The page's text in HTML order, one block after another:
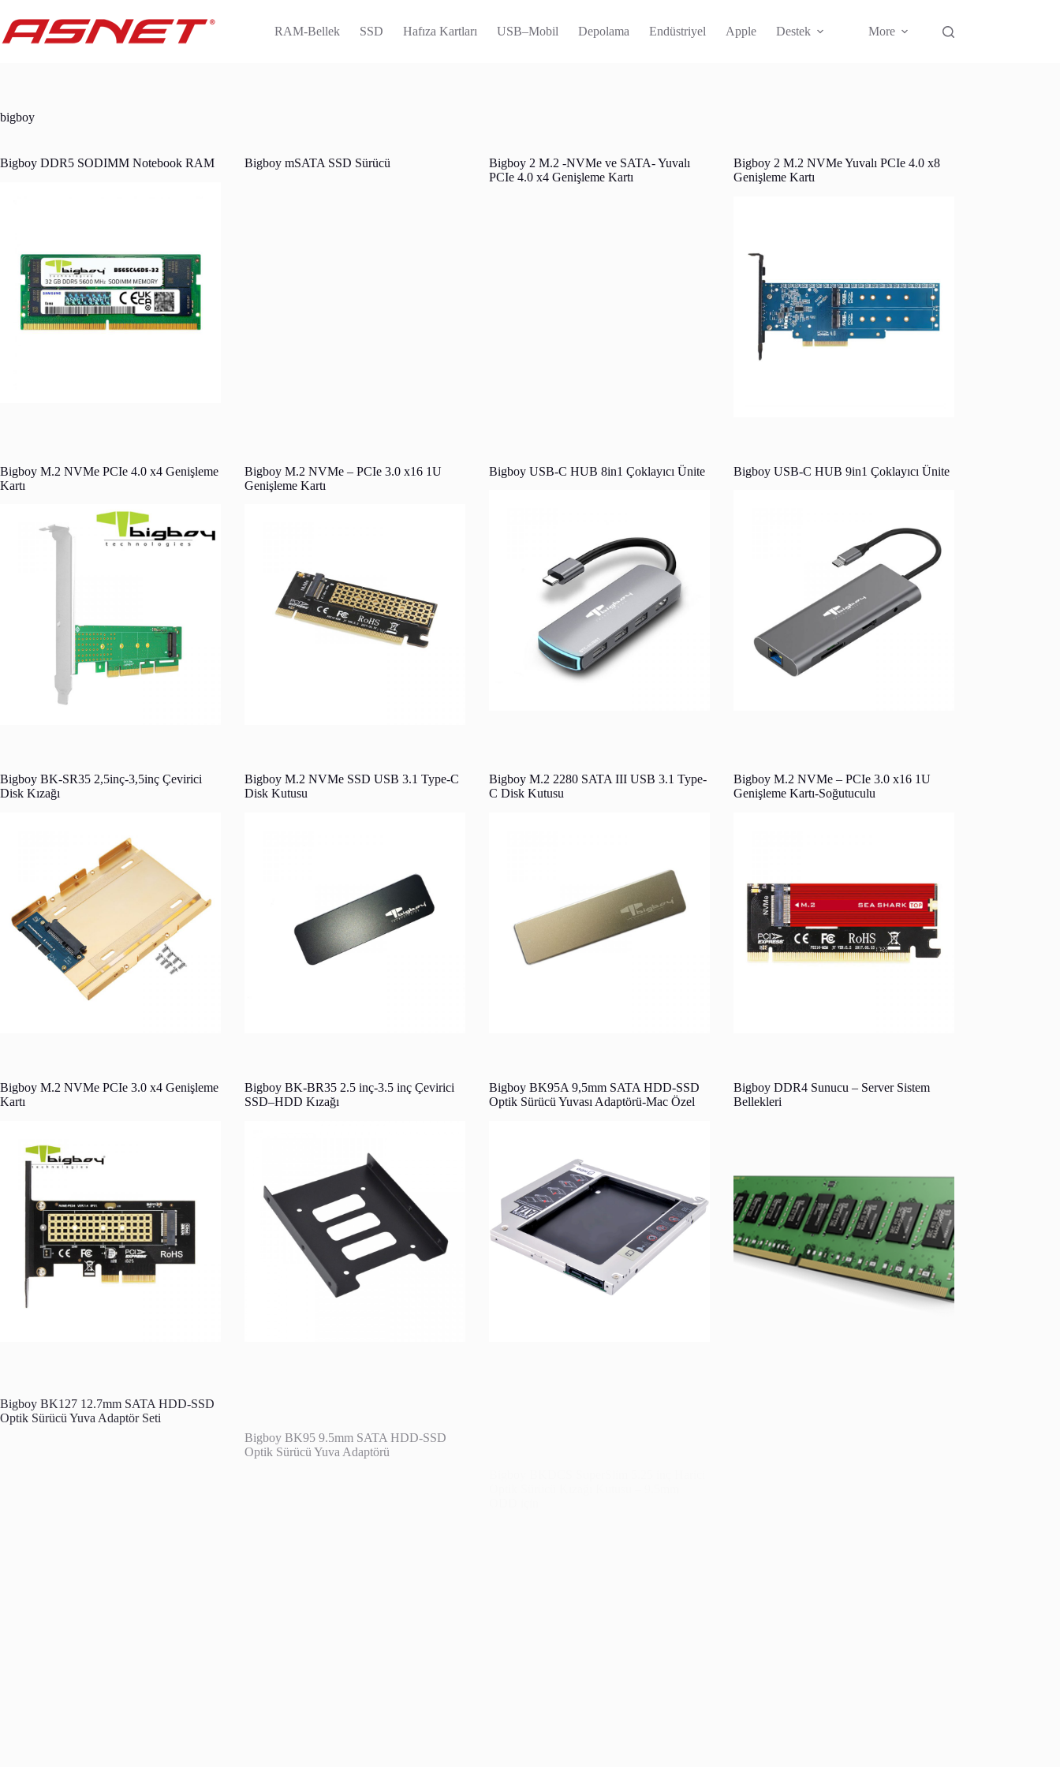
content
RAM-Bellek SSD Hafıza Kartları USB–Mobil Depolama Endüstriyel Apple Destek More
bigboy
Bigboy DDR5 SODIMM Notebook RAM Bigboy mSATA SSD Sürücü
Bigboy 2 M.2 -NVMe ve SATA- Yuvalı
PCIe 4.0 x4 Genişleme Kartı
Bigboy 2 M.2 NVMe Yuvalı PCIe 4.0 x8
Genişleme Kartı
Bigboy M.2 NVMe PCIe 4.0 x4 Genişleme
Kartı
Bigboy M.2 NVMe – PCIe 3.0 x16 1U
Genişleme Kartı
Bigboy USB-C HUB 8in1 Çoklayıcı Ünite Bigboy USB-C HUB 9in1 Çoklayıcı Ünite
Bigboy BK-SR35 2,5inç-3,5inç Çevirici
Disk Kızağı
Bigboy M.2 NVMe SSD USB 3.1 Type-C
Disk Kutusu
Bigboy M.2 2280 SATA III USB 3.1 Type-
C Disk Kutusu
Bigboy M.2 NVMe – PCIe 3.0 x16 1U
Genişleme Kartı-Soğutuculu
Bigboy M.2 NVMe PCIe 3.0 x4 Genişleme
Kartı
Bigboy BK-BR35 2.5 inç-3.5 inç Çevirici
SSD–HDD Kızağı
Bigboy BK95A 9,5mm SATA HDD-SSD
Optik Sürücü Yuvası Adaptörü-Mac Özel
Bigboy DDR4 Sunucu – Server Sistem
Bellekleri
Optik Sürücü Yuva Adaptör Seti